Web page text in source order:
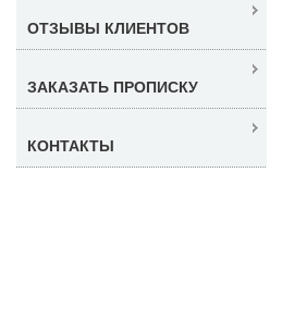
ОТЗЫВЫ КЛИЕНТОВ
ЗАКАЗАТЬ ПРОПИСКУ
КОНТАКТЫ